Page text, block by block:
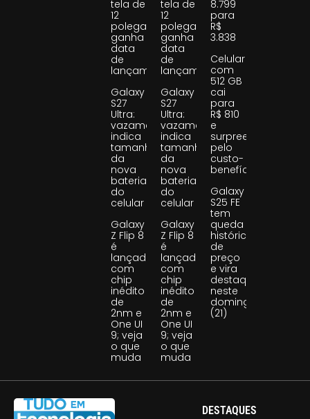
tela de
12
polegadas
ganha
data
de
lançamento
Galaxy
S27
Ultra:
vazamento
indica
tamanho
da
nova
bateria
do
celular
Galaxy
Z Flip 8
é
lançado
com
chip
inédito
de
2nm e
One UI
9; veja
o que
muda
tela de
12
polegadas
ganha
data
de
lançamento
Galaxy
S27
Ultra:
vazamento
indica
tamanho
da
nova
bateria
do
celular
Galaxy
Z Flip 8
é
lançado
com
chip
inédito
de
2nm e
One UI
9; veja
o que
muda
8.799
para
R$
3.838
Celular
com
512 GB
cai
para
R$ 810
e
surpreende
pelo
custo-
benefício
Galaxy
S25 FE
tem
queda
histórica
de
preço
e vira
destaque
neste
domingo
(21)
DESTAQUES